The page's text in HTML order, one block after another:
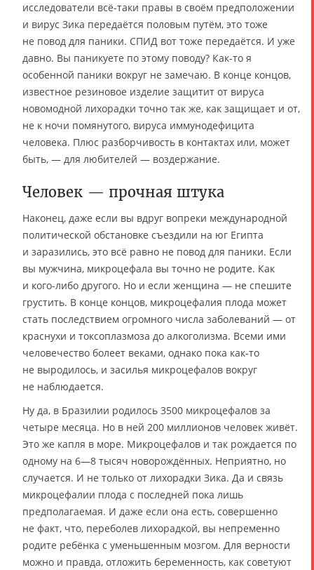
исследователи всё-таки правы в своём предположении
и вирус Зика передаётся половым путём, это тоже
не повод для паники. СПИД вот тоже передаётся. И уже
давно. Вы паникуете по этому поводу? Как-то я
особенной паники вокруг не замечаю. В конце концов,
известное резиновое изделие защитит от вируса
новомодной лихорадки точно так же, как защищает и от,
не к ночи помянутого, вируса иммунодефицита
человека. Плюс разборчивость в контактах или, может
быть, — для любителей — воздержание.
Человек — прочная штука
Наконец, даже если вы вдруг вопреки международной
политической обстановке съездили на юг Египта
и заразились, это всё равно не повод для паники. Если
вы мужчина, микроцефала вы точно не родите. Как
и кого-либо другого. Но и если женщина — не спешите
грустить. В конце концов, микроцефалия плода может
стать последствием огромного числа заболеваний — от
краснухи и токсоплазмоза до алкоголизма. Всеми ими
человечество болеет веками, однако пока как-то
не выродилось, и засилья микроцефалов вокруг
не наблюдается.
Ну да, в Бразилии родилось 3500 микроцефалов за
четыре месяца. Но в ней 200 миллионов человек живёт.
Это же капля в море. Микроцефалов и так рождается по
одному на 6—8 тысяч новорождённых. Неприятно, но
случается. И не только от лихорадки Зика. Да и связь
микроцефалии плода с последней пока лишь
предполагаемая. И даже если она есть, совершенно
не факт, что, переболев лихорадкой, вы непременно
родите ребёнка с уменьшенным мозгом. Для верности
можно и правда, отложить беременность, как советуют